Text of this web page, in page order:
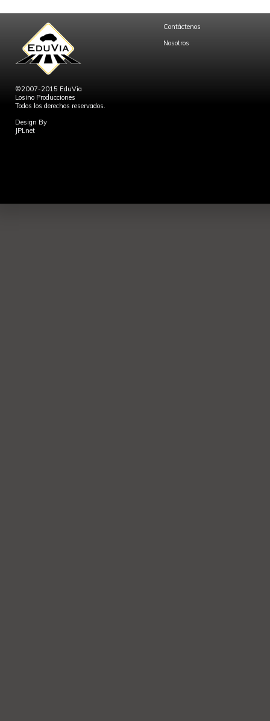
©2007-2015 EduVia
Losino Producciones
Todos los derechos reservados.
Design By
JPLnet
Contáctenos
Nosotros